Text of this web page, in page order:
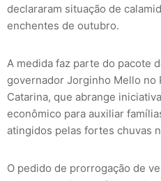
declararam situação de
enchentes de outubro.
A medida faz parte do pacote
governador Jorginho Mello no
Catarina, que abrange
econômico para auxiliar
atingidos pelas fortes chuvas
O pedido de prorrogação de